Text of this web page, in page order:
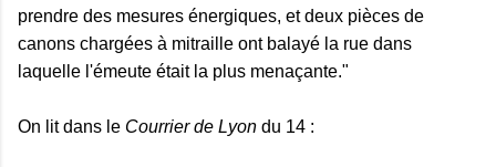
prendre des mesures énergiques, et deux pièces de
canons chargées à mitraille ont balayé la rue dans
laquelle l'émeute était la plus menaçante."
On lit dans le Courrier de Lyon du 14 :